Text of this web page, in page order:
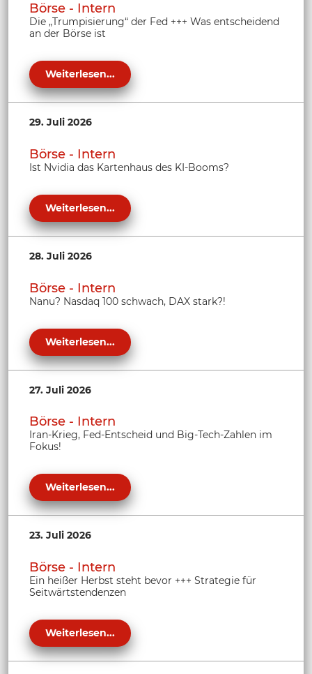
Börse - Intern
Die „Trumpisierung“ der Fed +++ Was entscheidend
an der Börse ist
Weiterlesen...
29. Juli 2026
Börse - Intern
Ist Nvidia das Kartenhaus des KI-Booms?
Weiterlesen...
28. Juli 2026
Börse - Intern
Nanu? Nasdaq 100 schwach, DAX stark?!
Weiterlesen...
27. Juli 2026
Börse - Intern
Iran-Krieg, Fed-Entscheid und Big-Tech-Zahlen im
Fokus!
Weiterlesen...
23. Juli 2026
Börse - Intern
Ein heißer Herbst steht bevor +++ Strategie für
Seitwärtstendenzen
Weiterlesen...